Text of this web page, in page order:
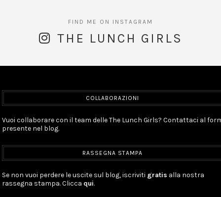
THE LUNCH GIRLS
COLLABORAZIONI
Vuoi collaborare con il team delle The Lunch Girls? Contattaci al
presente nel blog.
RASSEGNA STAMPA
Se non vuoi perdere le uscite sul blog, iscriviti gratis alla nostra
rassegna stampa. Clicca qui.